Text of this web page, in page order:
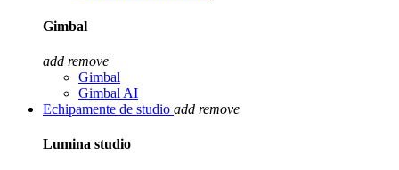
Gimbal
add remove
Gimbal
Gimbal AI
Echipamente de studio add remove
Lumina studio